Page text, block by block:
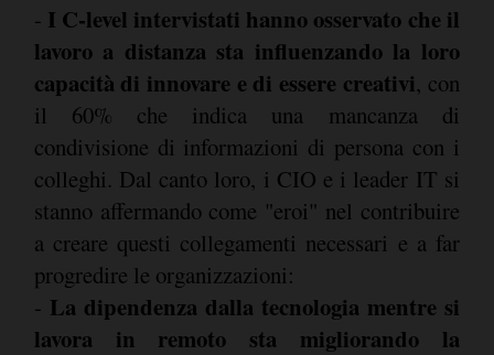
- I C-level intervistati hanno osservato che il
lavoro a distanza sta influenzando la loro
capacità di innovare e di essere creativi, con
il 60% che indica una mancanza di
condivisione di informazioni di persona con i
colleghi. Dal canto loro, i CIO e i leader IT si
stanno affermando come "eroi" nel contribuire
a creare questi collegamenti necessari e a far
progredire le organizzazioni:
- La dipendenza dalla tecnologia mentre si
lavora in remoto sta migliorando la